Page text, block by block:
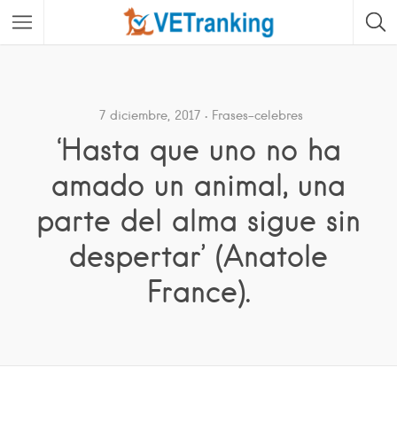
7 diciembre, 2017 Frases-celebres
‘Hasta que uno no ha
amado un animal, una
parte del alma sigue sin
despertar’ (Anatole
France).